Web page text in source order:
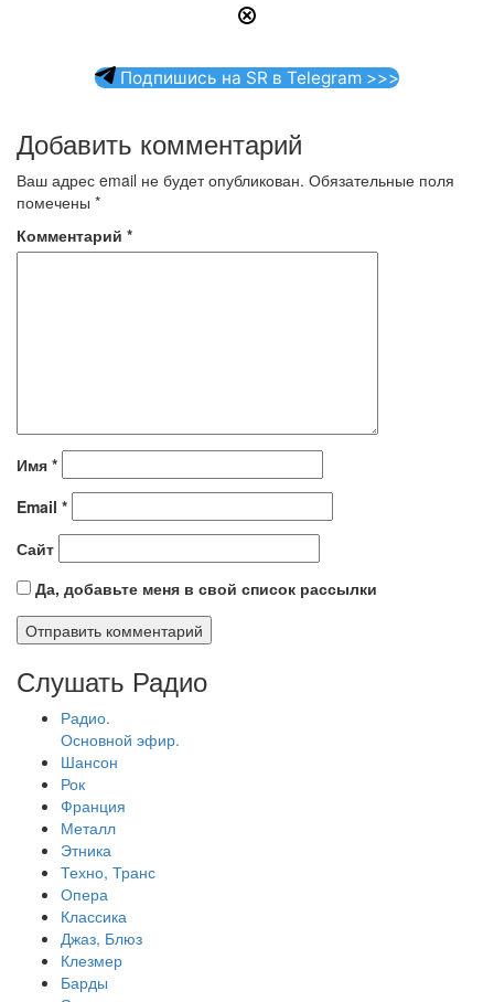
Подпишись на SR в Telegram >>>
Добавить комментарий
Ваш адрес email не будет опубликован. Обязательные поля
помечены *
Комментарий *
Имя *
Email *
Сайт
Да, добавьте меня в свой список рассылки
Слушать Радио
Радио.
Основной эфир.
Шансон
Рок
Франция
Металл
Этника
Техно, Транс
Опера
Классика
Джаз, Блюз
Клезмер
Барды